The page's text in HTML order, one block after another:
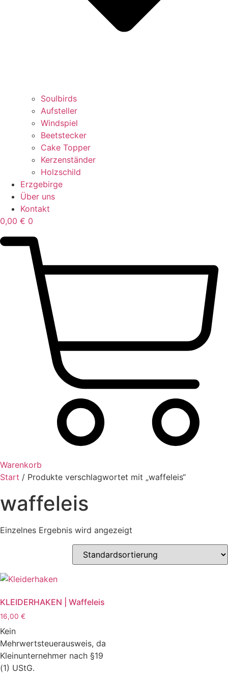
Soulbirds
Aufsteller
Windspiel
Beetstecker
Cake Topper
Kerzenständer
Holzschild
Erzgebirge
Über uns
Kontakt
0,00 € 0
Warenkorb
Start / Produkte verschlagwortet mit „waffeleis“
waffeleis
Einzelnes Ergebnis wird angezeigt
KLEIDERHAKEN | Waffeleis
16,00 €
Kein
Mehrwertsteuerausweis, da
Kleinunternehmer nach §19
(1) UStG.